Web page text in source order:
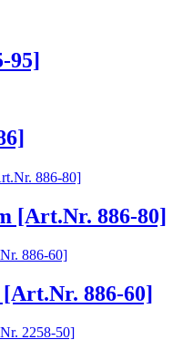
95]
[Art.Nr. 886-80]
886-60]